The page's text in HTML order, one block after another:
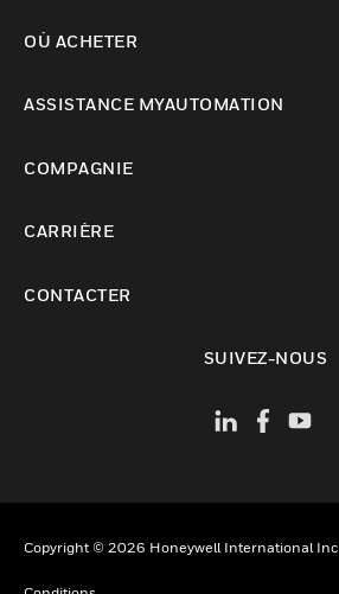
OÙ ACHETER
ASSISTANCE MYAUTOMATION
COMPAGNIE
CARRIÈRE
CONTACTER
SUIVEZ-NOUS
Copyright © 2026 Honeywell International Inc